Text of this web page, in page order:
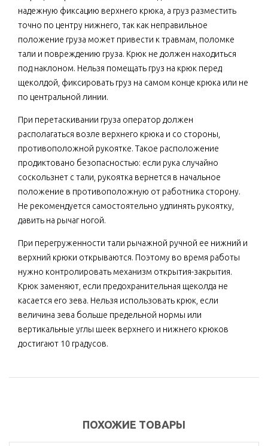
надежную фиксацию верхнего крюка, а груз разместить
точно по центру нижнего, так как неправильное
положение груза может привести к травмам, поломке
тали и повреждению груза. Крюк не должен находиться
под наклоном. Нельзя помещать груз на крюк перед
щеколдой, фиксировать груз на самом конце крюка или не
по центральной линии.
При перетаскивании груза оператор должен
располагаться возле верхнего крюка и со стороны,
противоположной рукоятке. Такое расположение
продиктовано безопасностью: если рука случайно
соскользнет с тали, рукоятка вернется в начальное
положение в противоположную от работника сторону.
Не рекомендуется самостоятельно удлинять рукоятку,
давить на рычаг ногой.
При перегруженности тали рычажной ручной ее нижний и
верхний крюки открываются. Поэтому во время работы
нужно контролировать механизм открытия-закрытия.
Крюк заменяют, если предохранительная щеколда не
касается его зева. Нельзя использовать крюк, если
величина зева больше предельной нормы или
вертикальные углы шеек верхнего и нижнего крюков
достигают 10 градусов.
ПОХОЖИЕ ТОВАРЫ